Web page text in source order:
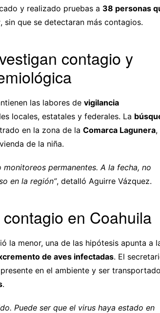
y realizado pruebas a 38 personas
, sin que se detectaran más contagios.
contagio y
las labores de vigilancia
locales, estatales y federales. La
en la zona de la Comarca Lagunera,
de la niña.
permanentes. A la fecha, no
en la región”, detalló Aguirre Vázquez.
en Coahuila
la menor, una de las hipótesis apunta a
de aves infectadas. El
en el ambiente y ser
.
Puede ser que el virus haya estado en